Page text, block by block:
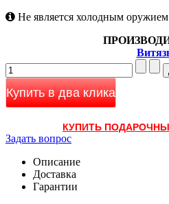
Не является холодным оружием
Купить в два клика
КУПИТЬ
Задать вопрос
Описание
Доставка
Гарантии